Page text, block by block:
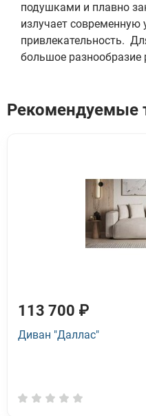
подушками и плавно
излучает современную
привлекательность.
большое разнообразие
Рекомендуемые
113 700 ₽
Диван "Даллас"